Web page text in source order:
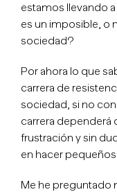
estamos llevando
es un imposible, o
sociedad?
Por ahora lo que
carrera de
sociedad, si no
carrera dependerá
frustración y sin
en hacer
Me he preguntado